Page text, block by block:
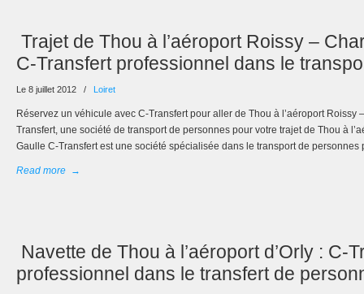
Trajet de Thou à l’aéroport Roissy –
C-Transfert professionnel dans le
Le 8 juillet 2012 / Loiret
Réservez un véhicule avec C-Transfert pour aller de Thou à l’aéroport Roissy
Transfert, une société de transport de personnes pour votre trajet de Thou à
Gaulle C-Transfert est une société spécialisée dans le transport de personnes
Read more →
Navette de Thou à l’aéroport d’Orly : C-
professionnel dans le transfert de